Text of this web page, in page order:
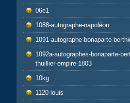
06e1
1088-autographe-napoléon
1091-autographe-bonaparte-
1092a-autographes-bonaparte-
thuillier-empire-1803
10kg
1120-louis